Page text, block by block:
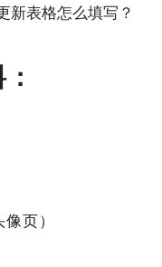
新表格怎么填写？
页）